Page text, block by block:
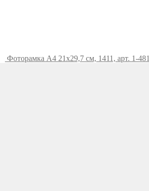
Фоторамка А4 21х29,7 см, 1411, арт. 1-481